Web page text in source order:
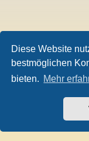
Diese Website
bestmöglichen
bieten. Mehr